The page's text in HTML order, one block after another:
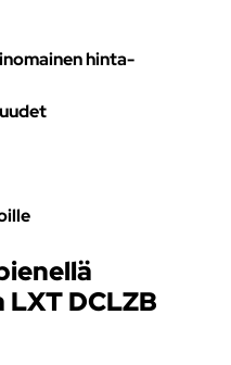
hinta-
DCLZB